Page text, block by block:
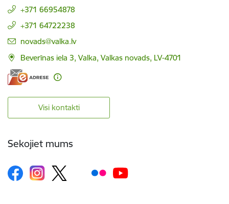
+371 66954878
+371 64722238
E-pasts:
novads@valka.lv
Beverīnas iela 3, Valka, Valkas novads, LV-4701
Visi kontakti
Sekojiet mums